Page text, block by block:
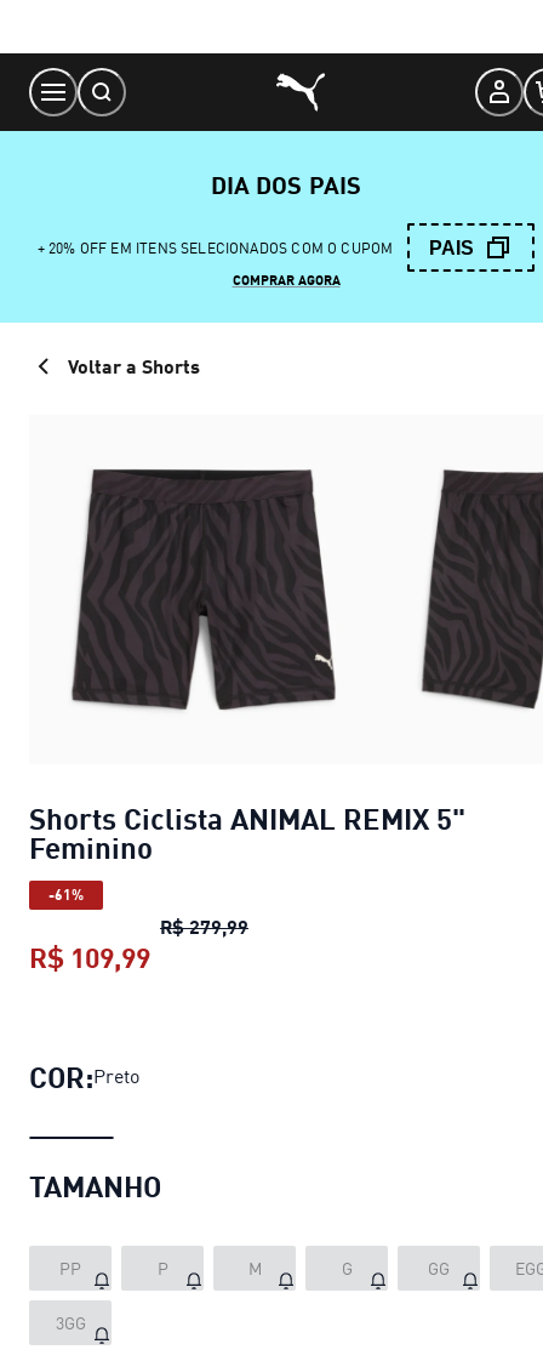
Content
DIA DOS PAIS
+ 20% OFF EM ITENS SELECIONADOS COM O CUPOM PAIS
COMPRAR AGORA
Voltar a Shorts
Shorts Ciclista ANIMAL REMIX 5"
Feminino
-61%
R$ 279,99Shorts Ciclista ANIMAL REMIX
R$ 109,99
COR:Preto
TAMANHO
PP P M G GG
3GG